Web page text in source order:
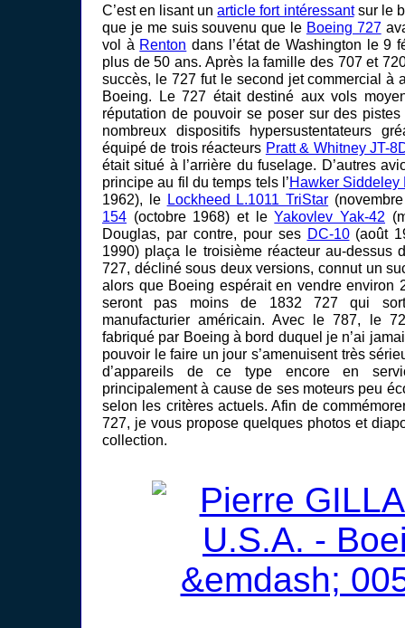
C’est en lisant unarticle fort intéressantsur le
que je me suis souvenu que le Boeing 727
vol à Renton dans l’état de Washington le 9
plus de 50 ans. Après la famille des 707 et
succès, le 727 fut le second jet commercial à
Boeing. Le 727 était destiné aux vols
réputation de pouvoir se poser sur des
nombreux dispositifs hypersustentateurs
équipé de trois réacteurs Pratt & Whitney JT-
était situé à l’arrière du fuselage. D’autres
principe au fil du temps tels l’Hawker Siddeley
1962), le Lockheed L.1011 TriStar
154 (octobre 1968) et leYakovlev Yak-42
Douglas, par contre, pour ses DC-10(août
1990) plaça le troisième réacteur au-dessus
727, décliné sous deux versions, connut un
alors que Boeing espérait en vendre environ
seront pas moins de 1832 727 qui
manufacturier américain. Avec le 787, le
fabriqué par Boeing à bord duquel je n’ai
pouvoir le faire un jour s’amenuisent très
d’appareils de ce type encore en
principalement à cause de ses moteurs peu
selon les critères actuels. Afin de
727, je vous propose quelques photos et
collection.